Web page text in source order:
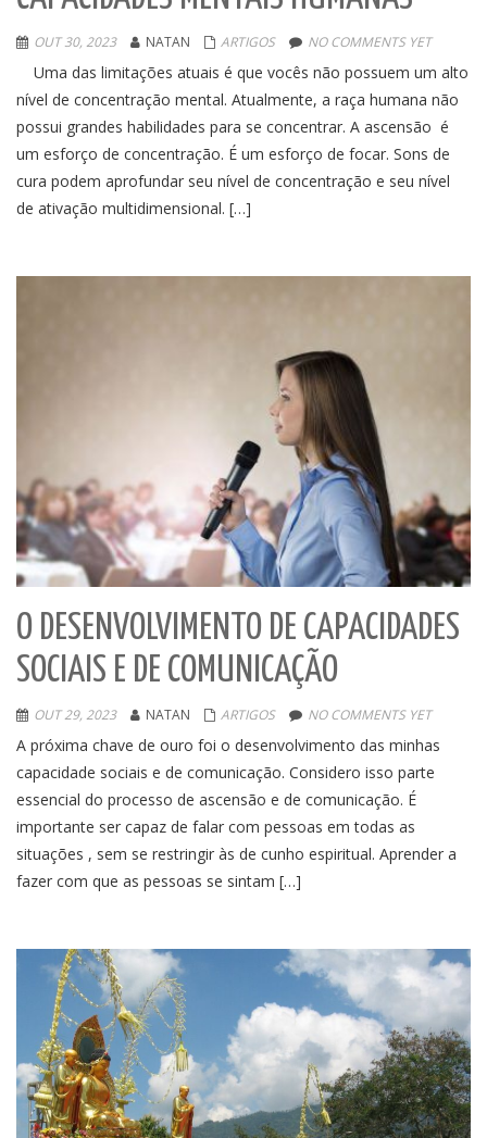
OUT 30, 2023 NATAN ARTIGOS NO COMMENTS YET
Uma das limitações atuais é que vocês não possuem um alto
nível de concentração mental. Atualmente, a raça humana não
possui grandes habilidades para se concentrar. A ascensão é
um esforço de concentração. É um esforço de focar. Sons de
cura podem aprofundar seu nível de concentração e seu nível
de ativação multidimensional. […]
O DESENVOLVIMENTO DE CAPACIDADES
SOCIAIS E DE COMUNICAÇÃO
OUT 29, 2023 NATAN ARTIGOS NO COMMENTS YET
A próxima chave de ouro foi o desenvolvimento das minhas
capacidade sociais e de comunicação. Considero isso parte
essencial do processo de ascensão e de comunicação. É
importante ser capaz de falar com pessoas em todas as
situações , sem se restringir às de cunho espiritual. Aprender a
fazer com que as pessoas se sintam […]